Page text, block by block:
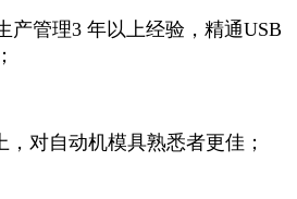
产管理3 年以上经验，精通USB
对自动机模具熟悉者更佳；